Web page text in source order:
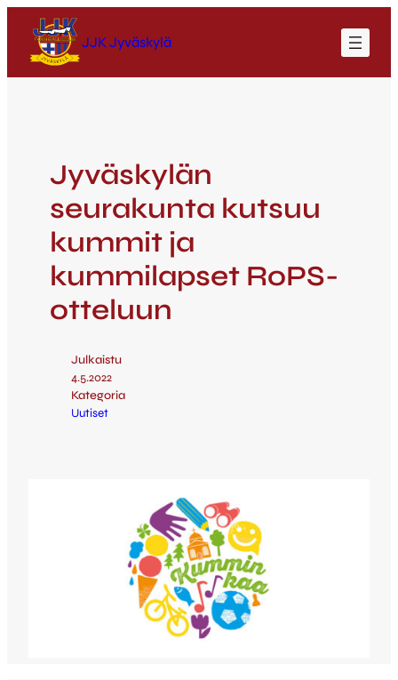
JJK Jyväskylä
Jyväskylän
seurakunta kutsuu
kummit ja
kummilapset RoPS-
otteluun
Julkaistu
4.5.2022
Kategoria
Uutiset